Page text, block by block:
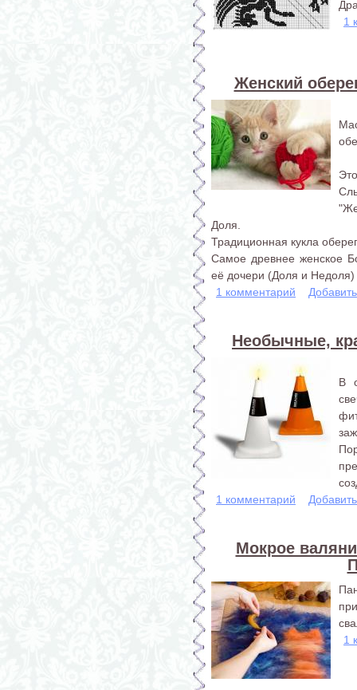
1
Женский
Доля.
Традиционная кукла
Самое древнее женское
её дочери (Доля и Недоля)
1 комментарий
Необычные,
В
1 комментарий
Мокрое
1